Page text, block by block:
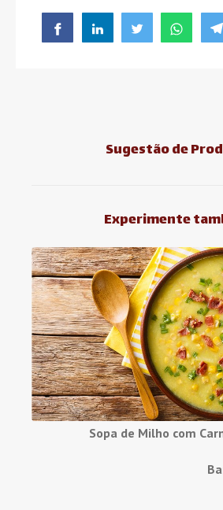
Sugestão de
Experimente
Sopa de Milho com